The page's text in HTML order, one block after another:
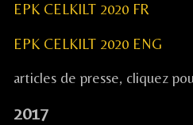
EPK CELKILT 2020 FR
EPK CELKILT 2020 ENG
articles de presse, cliquez
2017